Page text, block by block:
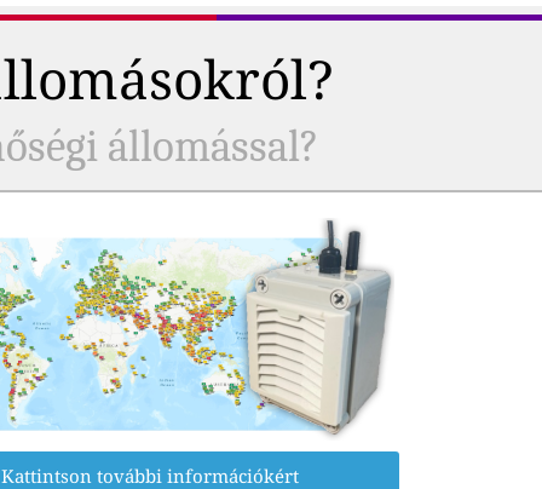
állomással?
Kattintson további információkért